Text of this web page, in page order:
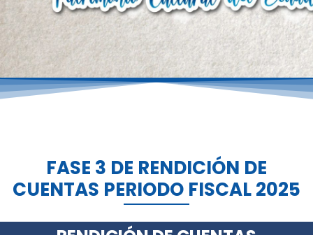
FASE 3 DE RENDICIÓN DE
CUENTAS PERIODO FISCAL 2025